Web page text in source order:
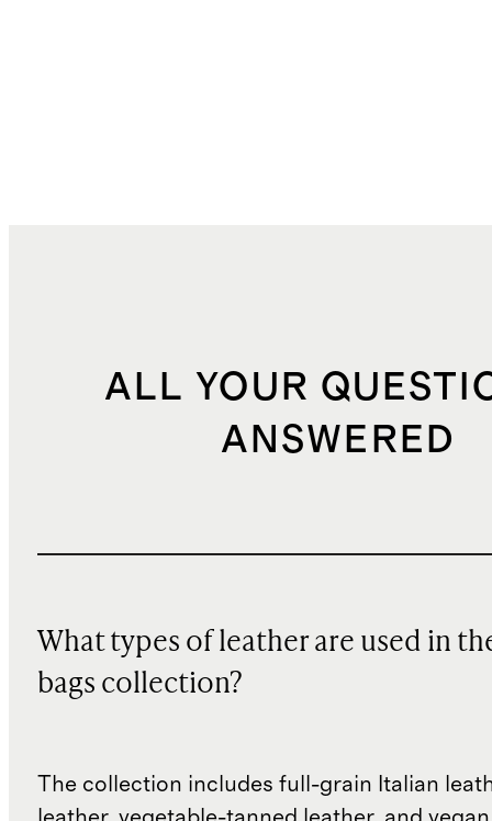
ALL YOUR
ANSWERED
What types of leather are used in
bags collection?
The collection includes full-grain Italian